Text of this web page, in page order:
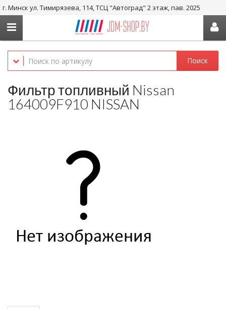
г. Минск ул. Тимирязева, 114, ТСЦ "Автоград" 2 этаж, пав. 2025
+375 29-656-05-36, +375 29-238-05-36
Поиск
Фильтр топливный Nissan
164009F910 NISSAN